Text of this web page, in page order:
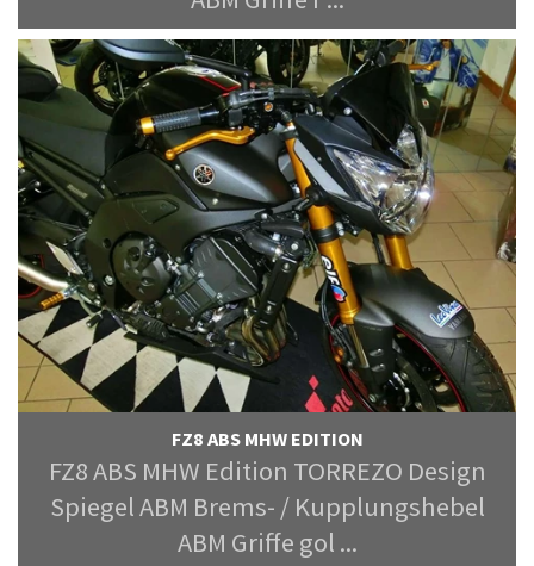
FZ8 ABS MHW EDITION
FZ8 ABS MHW Edition TORREZO Design
Spiegel ABM Brems- / Kupplungshebel
ABM Griffe gol ...